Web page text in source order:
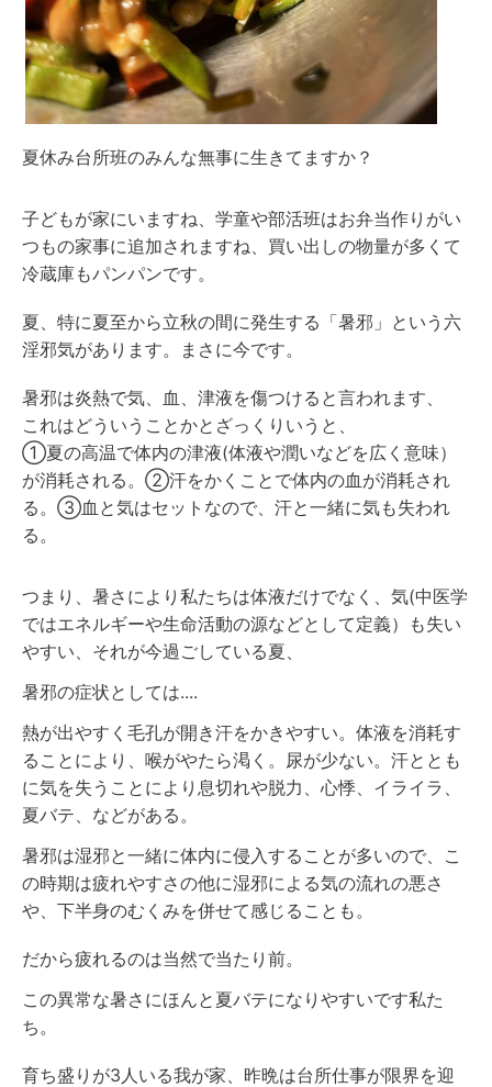
夏休み台所班のみんな無事に生きてますか？
子どもが家にいますね、学童や部活班はお弁当作りがい
つもの家事に追加されますね、買い出しの物量が多くて
冷蔵庫もパンパンです。
夏、特に夏至から立秋の間に発生する「暑邪」という六
淫邪気があります。まさに今です。
暑邪は炎熱で気、血、津液を傷つけると言われます、
これはどういうことかとざっくりいうと、
①夏の高温で体内の津液(体液や潤いなどを広く意味）
が消耗される。②汗をかくことで体内の血が消耗され
る。③血と気はセットなので、汗と一緒に気も失われ
る。
つまり、暑さにより私たちは体液だけでなく、気(中医学
ではエネルギーや生命活動の源などとして定義）も失い
やすい、それが今過ごしている夏、
暑邪の症状としては....
熱が出やすく毛孔が開き汗をかきやすい。体液を消耗す
ることにより、喉がやたら渇く。尿が少ない。汗ととも
に気を失うことにより息切れや脱力、心悸、イライラ、
夏バテ、などがある。
暑邪は湿邪と一緒に体内に侵入することが多いので、こ
の時期は疲れやすさの他に湿邪による気の流れの悪さ
や、下半身のむくみを併せて感じることも。
だから疲れるのは当然で当たり前。
こ の異常な暑さにほんと夏バテになりやすいです私た
ち。
育ち盛りが3人いる我が家、昨晩は台所仕事が限界を迎